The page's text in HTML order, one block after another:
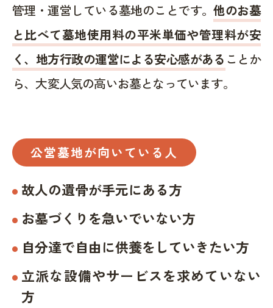
管理・運営している墓地のことです。他のお墓
と比べて墓地使用料の平米単価や管理料が安
く、地方行政の運営による安心感がある ことか
ら、大変人気の高いお墓となっています。
公営墓地が向いている人
故人の遺骨が手元にある方
お墓づくりを急いでいない方
自分達で自由に供養をしていきたい方
立派な設備やサービスを求めていない
方